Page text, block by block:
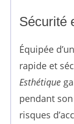
Sécurité
Équipée
rapide et
Esthétique
pendant
risques